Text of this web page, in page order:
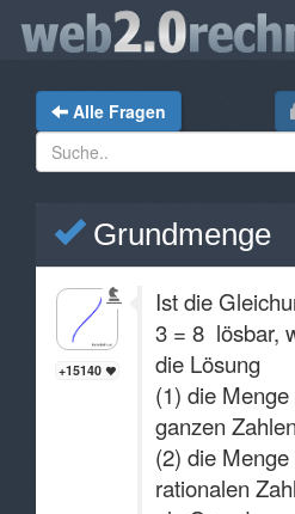
Alle Fragen
Grundmenge
+15140
Ist die
3 = 8 lösbar,
die Lösung
(1) die Menge
ganzen
(2) die Menge
rationalen